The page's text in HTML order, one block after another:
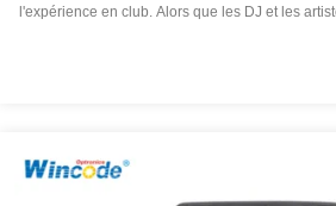
l'expérience en club. Alors que les DJ et les